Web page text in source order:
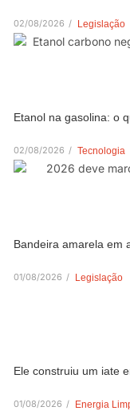
02/08/2026 / Legislação
Etanol na gasolina: o
02/08/2026 / Tecnologia
Bandeira amarela em
01/08/2026 / Legislação
Ele construiu um iate
01/08/2026 / Energia